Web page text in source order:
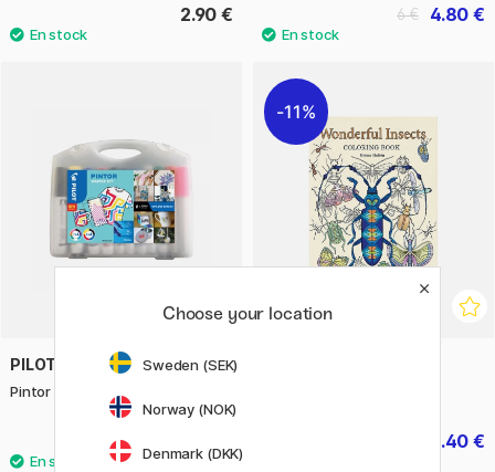
2.90 € 4.80 €
6 €
PILOT
Pintor Starter Set x 11
11%
8.40 €
Choose your location
Sweden (SEK)
Norway (NOK)
Denmark (DKK)